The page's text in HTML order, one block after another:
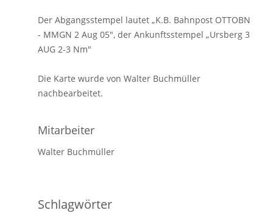
Der Abgangsstempel lautet „K.B. Bahnpost OTTOBN
- MMGN 2 Aug 05", der Ankunftsstempel „Ursberg 3
AUG 2-3 Nm"
Die Karte wurde von Walter Buchmüller
nachbearbeitet.
Mitarbeiter
Walter Buchmüller
Schlagwörter